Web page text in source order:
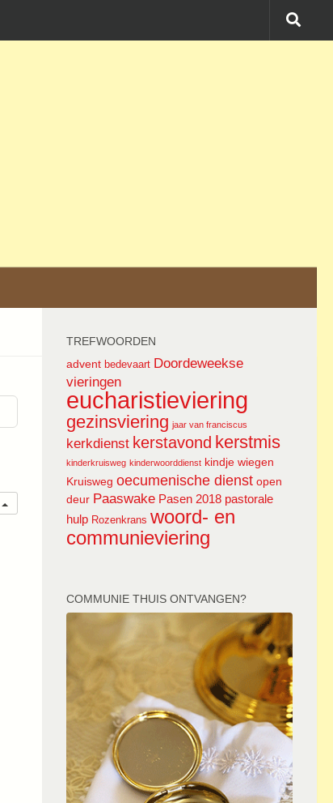
TREFWOORDEN
advent bedevaart Doordeweekse
vieringen
eucharistieviering
gezinsviering jaar van franciscus
kerkdienst kerstavond kerstmis
kinderkruisweg kinderwoorddienst kindje wiegen
Kruisweg oecumenische dienst open
deur Paaswake Pasen 2018 pastorale
hulp Rozenkrans woord- en
communieviering
COMMUNIE THUIS ONTVANGEN?